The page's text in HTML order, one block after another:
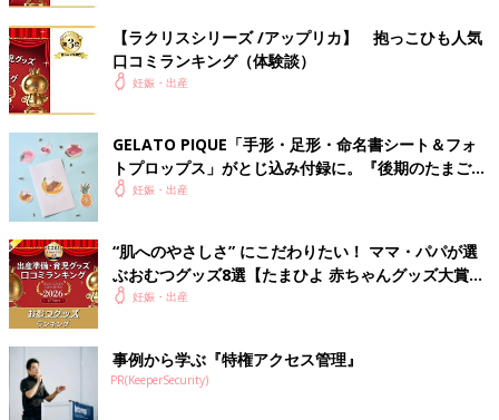
【ラクリスシリーズ /アップリカ】 抱っこひも人気
口コミランキング（体験談）
妊娠・出産
GELATO PIQUE「手形・足形・命名書シート＆フォ
トプロップス」がとじ込み付録に。『後期のたまごク
ラブ』春号が発売中！
妊娠・出産
“肌へのやさしさ” にこだわりたい！ ママ・パパが選
ぶおむつグッズ8選【たまひよ 赤ちゃんグッズ大賞
2026】
妊娠・出産
事例から学ぶ『特権アクセス管理』
PR(KeeperSecurity)